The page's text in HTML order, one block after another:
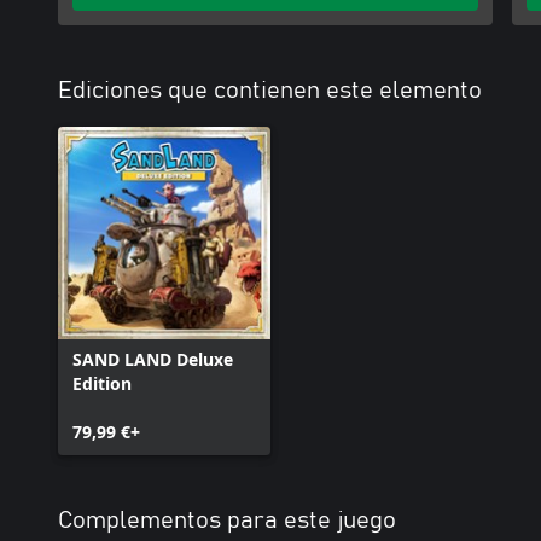
Ediciones que contienen este elemento
SAND LAND Deluxe
Edition
79,99 €+
Complementos para este juego